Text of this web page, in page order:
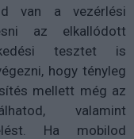
van a vezérlési
az elkallódott
tesztet is
hogy tényleg
mellett még az
valamint
Ha mobilod